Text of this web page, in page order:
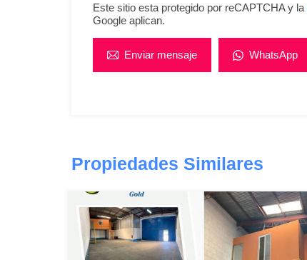
Este sitio esta protegido por reCAPTCHA y la
Google aplican.
Enviar mensaje WhatsApp
Propiedades Similares